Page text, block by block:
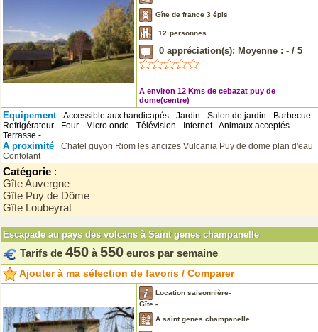
Gîte de france 3 épis
12 personnes
0 appréciation(s): Moyenne : - / 5
A environ 12 Kms de cebazat puy de
dome(centre)
Equipement
Accessible aux handicapés - Jardin - Salon de jardin - Barbecue -
Refrigérateur - Four - Micro onde - Télévision - Internet - Animaux acceptés -
Terrasse -
A proximité Chatel guyon Riom les ancizes Vulcania Puy de dome plan d'eau
Confolant
Catégorie :
Gîte Auvergne
Gîte Puy de Dôme
Gîte Loubeyrat
Escapade au pays des volcans à Saint genes champanelle
Tarifs de 450 à 550 euros par semaine
Ajouter à ma sélection de favoris / Comparer
Location saisonnière-
Gîte -
A saint genes champanelle